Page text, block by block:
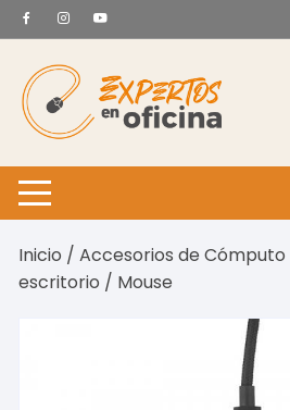
Saltar
al
contenido
Inicio /Accesorios de Cómputo
escritorio / Mouse